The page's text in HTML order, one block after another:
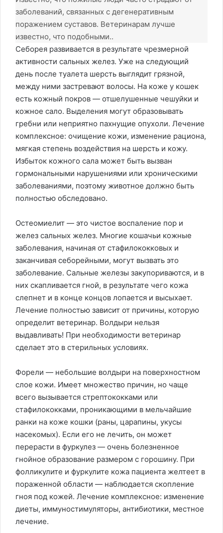
заболеваний, связанных с дегенеративным
поражением суставов. Ветеринарам лучше
известно, что подобными..
Себорея развивается в результате чрезмерной
активности сальных желез. Уже на следующий
день после туалета шерсть выглядит грязной,
между ними застревают волосы. На коже у кошек
есть кожный покров — отшелушенные чешуйки и
кожное сало. Выделения могут образовывать
гребни или неприятно пахнущие опухоли. Лечение
комплексное: очищение кожи, изменение рациона,
мягкая степень воздействия на шерсть и кожу.
Избыток кожного сала может быть вызван
гормональными нарушениями или хроническими
заболеваниями, поэтому животное должно быть
полностью обследовано.
Остеомиелит — это чистое воспаление пор и
желез сальных желез. Многие кошачьи кожные
заболевания, начиная от стафилококковых и
заканчивая себорейными, могут вызвать это
заболевание. Сальные железы закупориваются, и в
них скапливается гной, в результате чего кожа
слепнет и в конце концов лопается и высыхает.
Лечение полностью зависит от причины, которую
определит ветеринар. Волдыри нельзя
выдавливать! При необходимости ветеринар
сделает это в стерильных условиях.
Форели — небольшие волдыри на поверхностном
слое кожи. Имеет множество причин, но чаще
всего вызывается стрептококками или
стафилококками, проникающими в мельчайшие
ранки на коже кошки (раны, царапины, укусы
насекомых). Если его не лечить, он может
перерасти в фуркулез — очень болезненное
гнойное образование размером с горошину. При
фолликулите и фуркулите кожа пациента желтеет в
пораженной области — наблюдается скопление
гноя под кожей. Лечение комплексное: изменение
диеты, иммуностимуляторы, антибиотики, местное
лечение.